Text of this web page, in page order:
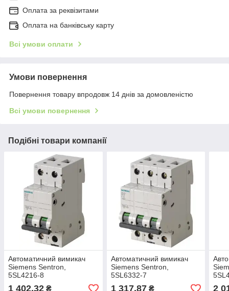
Оплата за реквізитами
Оплата на банківську карту
Всі умови оплати
Умови повернення
Повернення товару впродовж 14 днів за домовленістю
Всі умови повернення
Подібні товари компанії
Автоматичний вимикач
Siemens Sentron,
5SL4216-8
1 402,32 ₴
Автоматичний вимикач
Siemens Sentron,
5SL6332-7
1 317,87₴ 2